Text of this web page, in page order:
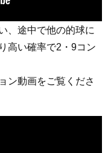
、途中で他の的球に
高い確率で2・9コン
ン動画をご覧くださ